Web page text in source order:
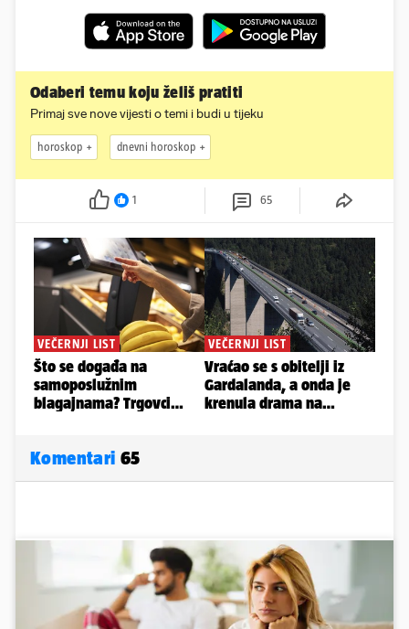
Odaberi temu koju želiš pratiti
Primaj sve nove vijesti o temi i budi u tijeku
horoskop dnevni horoskop
1 65
Komentari 65